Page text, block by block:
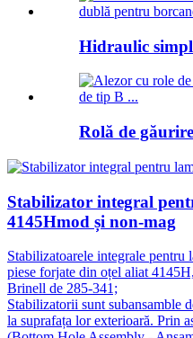
Hidraulic
Rolă de
Stabilizator integral
4145Hmod și non-mag
Stabilizatoarele integrale pentru
piese forjate din oțel aliat
Brinell de 285-341;
Stabilizatorii sunt subansamble
la suprafața lor exterioară. Prin